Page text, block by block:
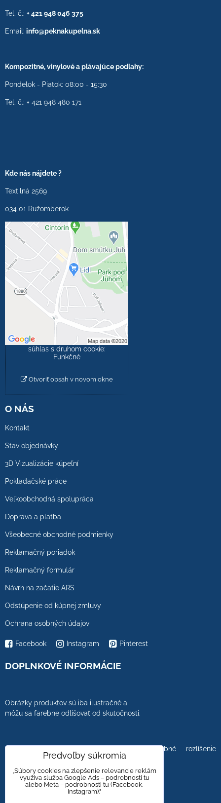
Tel. č.: + 421 948 046 375
Email: info@peknakupelna.sk
Kompozitné, vinylové a plávajúce podlahy:
Pondelok - Piatok: 08:00 - 15:30
Tel. č.: + 421 948 480 171
Kde nás nájdete ?
Textilná 2569
034 01 Ružomberok
Externý obsah je
blokovaný Voľbami
súkromia
Prajete si načítať externý
obsah?
Povoliť tentokrát
Povoliť a zapamätať -
súhlas s druhom cookie:
Funkčné
Otvoriť obsah v novom okne
O NÁS
Kontakt
Stav objednávky
3D Vizualizácie kúpeľní
Pokladačské práce
Veľkoobchodná spolupráca
Doprava a platba
Všeobecné obchodné podmienky
Reklamačný poriadok
Reklamačný formulár
Návrh na začatie ARS
Odstúpenie od kúpnej zmluvy
Ochrana osobných údajov
Facebook Instagram Pinterest
DOPLNKOVÉ INFORMÁCIE
Obrázky produktov sú iba ilustračné a
môžu sa farebne odlišovať od skutočnosti.
Farebnosť obrázkov tiež ovplyvňuje farebné rozlíšenie
zobrazovacej jednotky.
Obklady a dlažby s kameninovým, mramorovým,
Predvoľby súkromia
„Súbory cookies na zlepšenie relevancie reklám
využíva služba Google Ads – podrobnosti tu
alebo Meta – podrobnosti tu (Facebook,
Instagram)."